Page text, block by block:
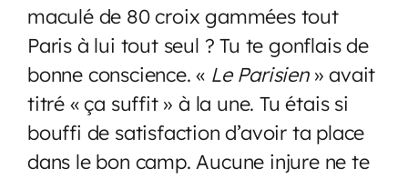
maculé de 80 croix gammées tout
Paris à lui tout seul ? Tu te gonflais de
bonne conscience. « Le Parisien» avait
titré « ça suffit » à la une. Tu étais si
bouffi de satisfaction d’avoir ta place
dans le bon camp. Aucune injure ne te